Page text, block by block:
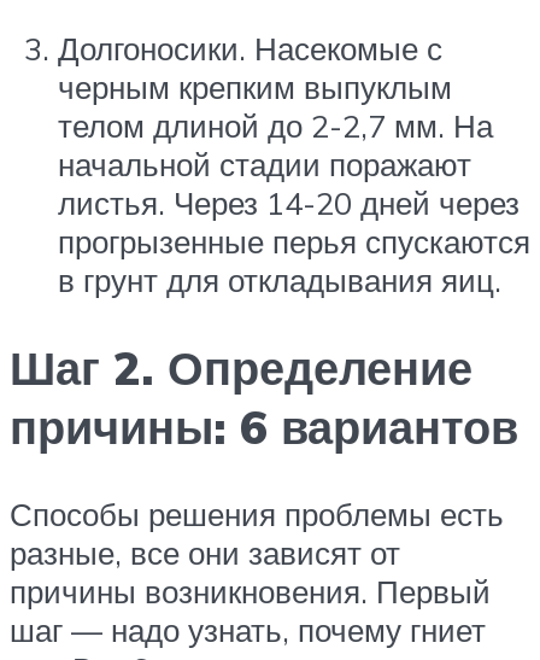
Долгоносики. Насекомые с
черным крепким выпуклым
телом длиной до 2-2,7 мм. На
начальной стадии поражают
листья. Через 14-20 дней через
прогрызенные перья спускаются
в грунт для откладывания яиц.
Шаг 2. Определение
причины: 6 вариантов
Способы решения проблемы есть
разные, все они зависят от
причины возникновения. Первый
шаг — надо узнать, почему гниет